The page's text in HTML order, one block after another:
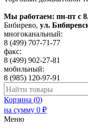
Мы работаем: пн-пт с
Бибирево, ул.
многоканальный:
8 (499) 707-71-77
факс:
8 (499) 902-27-81
мобильный:
8 (985) 120-97-91
Корзина (0)
на сумму 0 ₽
Меню